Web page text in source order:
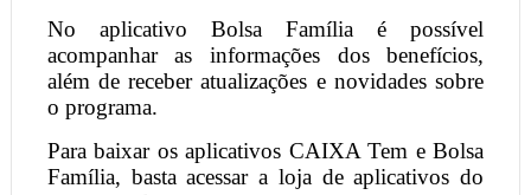
No aplicativo Bolsa Família é possível
acompanhar as informações dos benefícios,
além de receber atualizações e novidades sobre
o programa.
Para baixar os aplicativos CAIXA Tem e Bolsa
Família, basta acessar a loja de aplicativos do